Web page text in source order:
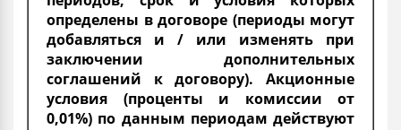
определены в договоре (периоды могут
добавляться и / или изменять при
заключении дополнительных
соглашений к договору). Акционные
условия (проценты и комиссии от
0,01%) по данным периодам действуют